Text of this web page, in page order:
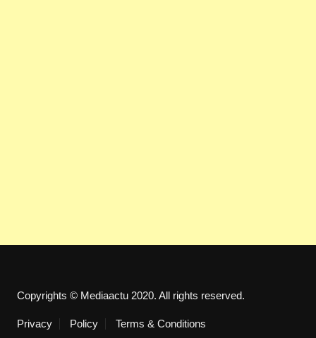
Copyrights © Mediaactu 2020. All rights reserved.
Privacy Policy Terms & Conditions